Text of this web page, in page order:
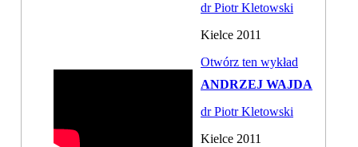
dr Piotr Kletowski
Kielce 2011
Otwórz ten wykład
ANDRZEJ WAJDA
dr Piotr Kletowski
Kielce 2011